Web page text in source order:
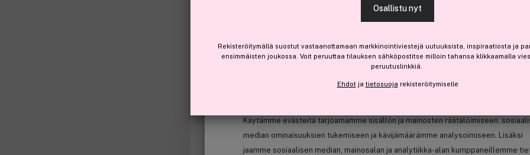
Tämä sivusto käyttää evästeitä
Käytämme evästeitä tarjoamamme sisällön ja mainosten räätälöimiseen,
median ominaisuuksien tukemiseen ja kävijämäärämme analysoimiseen. Lisäksi
jaamme sosiaalisen median, mainosalan ja analytiikka-alan kumppaneillemme
Syötä sähköpostiosoite kirjautuaksesi sisään tai rekisteröidäksesi uuden
käyttäjän
Sähköpostiosoite
Tai
Osallistu nyt
Rekisteröitymällä suostut vastaanottamaan markkinointiviestejä uutuuksista, inspiraatiosta ja
ensimmäisten joukossa. Voit peruuttaa tilauksen sähköpostitse milloin tahansa klikkaamalla
peruutuslinkkiä.
Ehdotja tietosuoja rekisteröitymiselle